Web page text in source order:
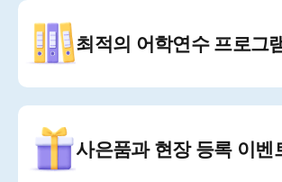
최적의 어학연수프로그
사은품과현장 등록 이벤